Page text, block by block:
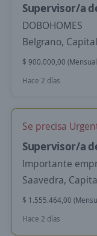
Supervisor/a
DOBOHOMES
Belgrano,
$ 900.000,00
Hace 2 días
Se precisa
Supervisor/a
Importante
Saavedra,
$ 1.555.464,00
Hace 2 días